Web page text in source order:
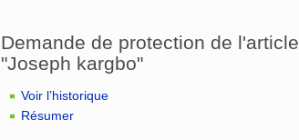
Demande de protection de l'article
"Joseph kargbo"
Voir l’historique
Résumer